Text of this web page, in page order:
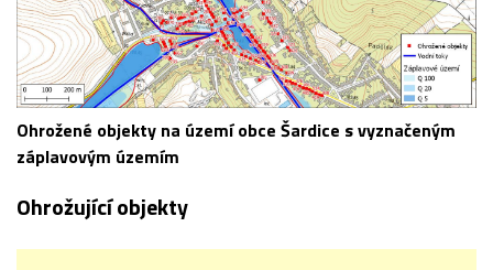
Ohrožené objekty na území obce Šardice s vyznačeným
záplavovým územím
Ohrožující objekty